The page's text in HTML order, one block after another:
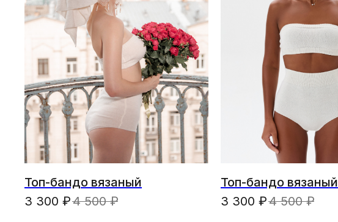
Топ-бандо вязаный
3 300 ₽4 500 ₽
Топ-бандо вязаный
3 300 ₽4 500 ₽